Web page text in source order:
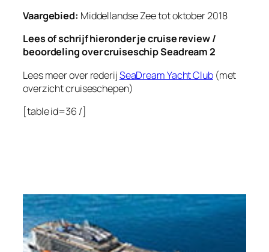
Vaargebied: Middellandse Zee tot oktober 2018
Lees of schrijf hieronder je cruise review /
beoordeling over cruiseschip Seadream 2
Lees meer over rederijSeaDream Yacht Club(met
overzicht cruiseschepen)
[table id=36 /]